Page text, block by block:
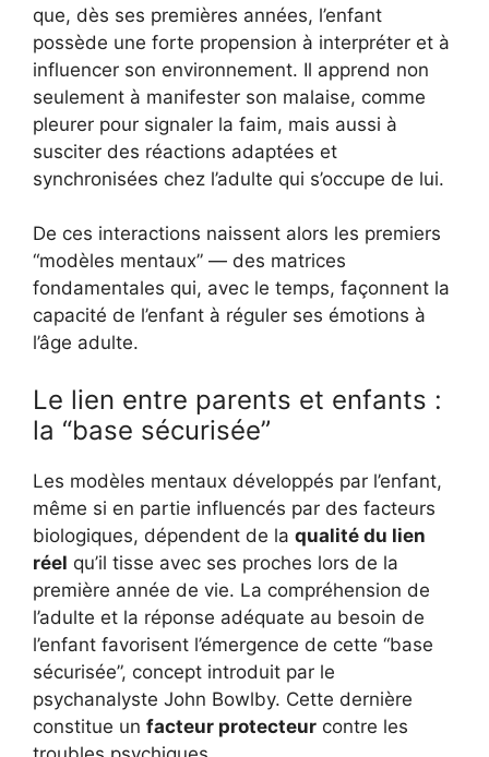
que, dès ses premières années, l’enfant
possède une forte propension à interpréter et à
influencer son environnement. Il apprend non
seulement à manifester son malaise, comme
pleurer pour signaler la faim, mais aussi à
susciter des réactions adaptées et
synchronisées chez l’adulte qui s’occupe de lui.
De ces interactions naissent alors les premiers
“modèles mentaux” — des matrices
fondamentales qui, avec le temps, façonnent la
capacité de l’enfant à réguler ses émotions à
l’âge adulte.
Le lien entre parents et enfants :
la “base sécurisée”
Les modèles mentaux développés par l’enfant,
même si en partie influencés par des facteurs
biologiques, dépendent de la qualité du lien
réel qu’il tisse avec ses proches lors de la
première année de vie. La compréhension de
l’adulte et la réponse adéquate au besoin de
l’enfant favorisent l’émergence de cette “base
sécurisée”, concept introduit par le
psychanalyste John Bowlby. Cette dernière
constitue un facteur protecteur contre les